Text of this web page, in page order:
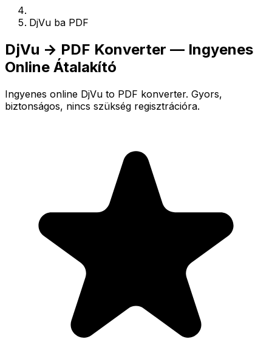
DjVu ba PDF
DjVu → PDF Konverter — Ingyenes
Online Átalakító
Ingyenes online DjVu to PDF konverter. Gyors,
biztonságos, nincs szükség regisztrációra.